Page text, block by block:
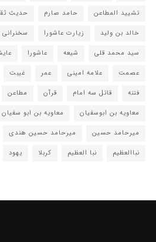
تشیید المطاعن
حامد صارم حدیث
خالد بن ولید
زیارت عاشورا سخنرانی
سید محمد قلی
شیعه عاشورا
عصمت
علامه امینی عمر غیبت
فتنه
قاتل سه امام قرآن مطاعن
معاویه بن ابوسفیان
معاویه بن ابو سفیان
میرحامد حسین
میرحامد حسین هندی
نباالعظیم
نبا العظیم کربلا یهود